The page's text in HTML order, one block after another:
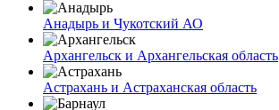
Анадырь и Чукотский АО
Архангельск и Архангельская область
Астрахань и Астраханская область